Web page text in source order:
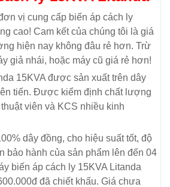
vị cung cấp biến áp cách ly
cao! Cam kết của chúng tôi là giá
hiện nay không đâu rẻ hơn. Trừ
giả nhái, hoặc máy cũ giá rẻ hơn!
15KVA được sản xuất trên dây
tiến. Được kiểm định chất lượng
viên và KCS nhiều kinh
dây đồng, cho hiệu suất tốt, độ
bảo hành của sản phẩm lên đến 04
biến áp cách ly 15KVA Litanda
đã chiết khấu. Giá chưa